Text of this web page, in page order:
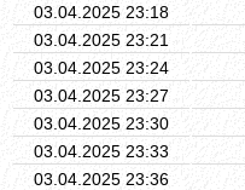
03.04.2025 23:18
03.04.2025 23:21
03.04.2025 23:24
03.04.2025 23:27
03.04.2025 23:30
03.04.2025 23:33
03.04.2025 23:36